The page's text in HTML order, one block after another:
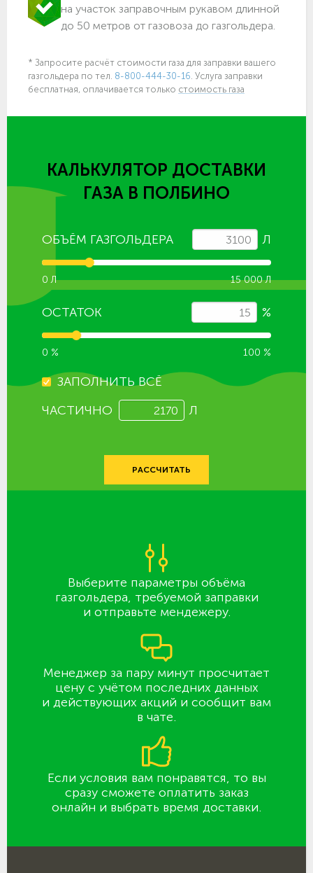
на участок заправочным рукавом длинной
до 50 метров от газовоза до газгольдера.
* Запросите расчёт стоимости газа для заправки вашего
газгольдера по тел. 8-800-444-30-16. Услуга заправки
бесплатная, оплачивается только стоимость газа
КАЛЬКУЛЯТОР ДОСТАВКИ
ГАЗА В ПОЛБИНО
ОБЪЁМ ГАЗГОЛЬДЕРА Л
0 Л 15 000 Л
ОСТАТОК %
0 % 100 %
ЗАПОЛНИТЬ ВСЁ
ЧАСТИЧНО
Л
РАССЧИТАТЬ
Выберите параметры объёма
газгольдера, требуемой заправки
и отправьте мендежеру.
Менеджер за пару минут просчитает
цену с учётом последних данных
и действующих акций и сообщит вам
в чате.
Если условия вам понравятся, то вы
сразу сможете оплатить заказ
онлайн и выбрать время доставки.